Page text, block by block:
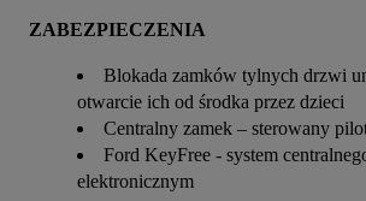
ZABEZPIECZENIA
Blokada zamków tylnych drzwi
otwarcie ich od środka przez dzieci
Centralny zamek – sterowany
Ford KeyFree - system
elektronicznym